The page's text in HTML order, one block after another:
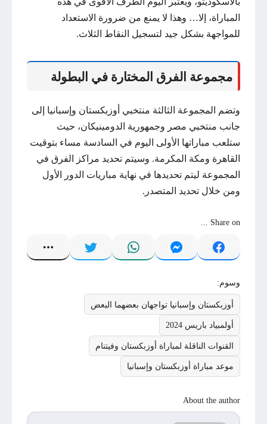
المباراة، إلا… وهذا لا يمنع من ضرورة الاستعداد
للمواجهة بشكل جيد لتسجيل النقاط الثلاث.
مجموعة الفرق المختارة في البطولة
وتضم المجموعة الثالثة منتخبي أوزبكستان وإسبانيا إلى
جانب منتخبي مصر وجمهورية الدومينيكان، حيث
ستلعب مباراتها الأولى اليوم في السادسة مساء بتوقيت
القاهرة ومكة المكرمة. وسيتم تحديد مراكز الفرق في
المجموعة ليتم تحديدها في نهاية مباريات الدور الأول
ومن خلال تحديد المتصدر.
Share on ...
وسوم:
أوزبكستان وإسبانيا تواجهان بعضهما البعض
أولمبياد باريس 2024
القنوات الناقلة لمباراة أوزبكستان وفيتنام
موعد مباراة أوزبكستان وإسبانيا
About the author